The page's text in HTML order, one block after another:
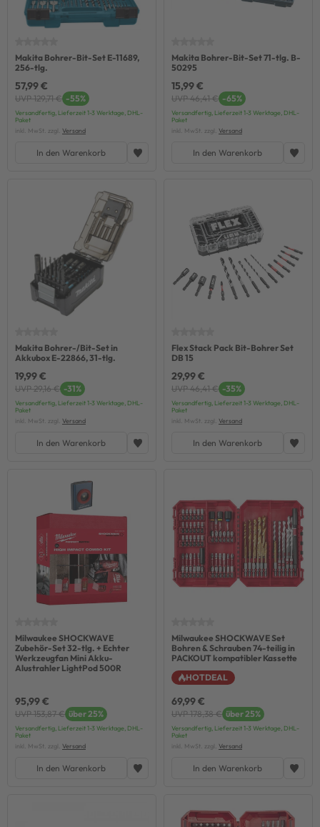
Makita Bohrer-Bit-Set E-11689,
256-tlg.
57,99 €
UVP 129,71 € -55%
Versandfertig, Lieferzeit 1-3 Werktage, DHL-
Paket
inkl. MwSt. zzgl. Versand
In den Warenkorb
Makita Bohrer-Bit-Set 71-tlg. B-
50295
15,99 €
UVP 46,41 € -65%
Versandfertig, Lieferzeit 1-3 Werktage, DHL-
Paket
inkl. MwSt. zzgl. Versand
In den Warenkorb
Makita Bohrer-/Bit-Set in
Akkubox E-22866, 31-tlg.
19,99 €
UVP 29,16 € -31%
Versandfertig, Lieferzeit 1-3 Werktage, DHL-
Paket
inkl. MwSt. zzgl. Versand
In den Warenkorb
Flex Stack Pack Bit-Bohrer Set
DB 15
29,99 €
UVP 46,41 € -35%
Versandfertig, Lieferzeit 1-3 Werktage, DHL-
Paket
inkl. MwSt. zzgl. Versand
In den Warenkorb
Milwaukee SHOCKWAVE
Zubehör-Set 32-tlg. + Echter
Werkzeugfan Mini Akku-
Alustrahler LightPod 500R
95,99 €
UVP 153,87 € über 25%
Versandfertig, Lieferzeit 1-3 Werktage, DHL-
Paket
inkl. MwSt. zzgl. Versand
In den Warenkorb
Milwaukee SHOCKWAVE Set
Bohren & Schrauben 74-teilig in
PACKOUT kompatibler Kassette
HOTDEAL
69,99 €
UVP 178,38 € über 25%
Versandfertig, Lieferzeit 1-3 Werktage, DHL-
Paket
inkl. MwSt. zzgl. Versand
In den Warenkorb